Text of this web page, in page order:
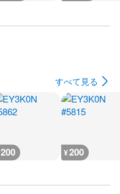
すべて見る
200 ¥200